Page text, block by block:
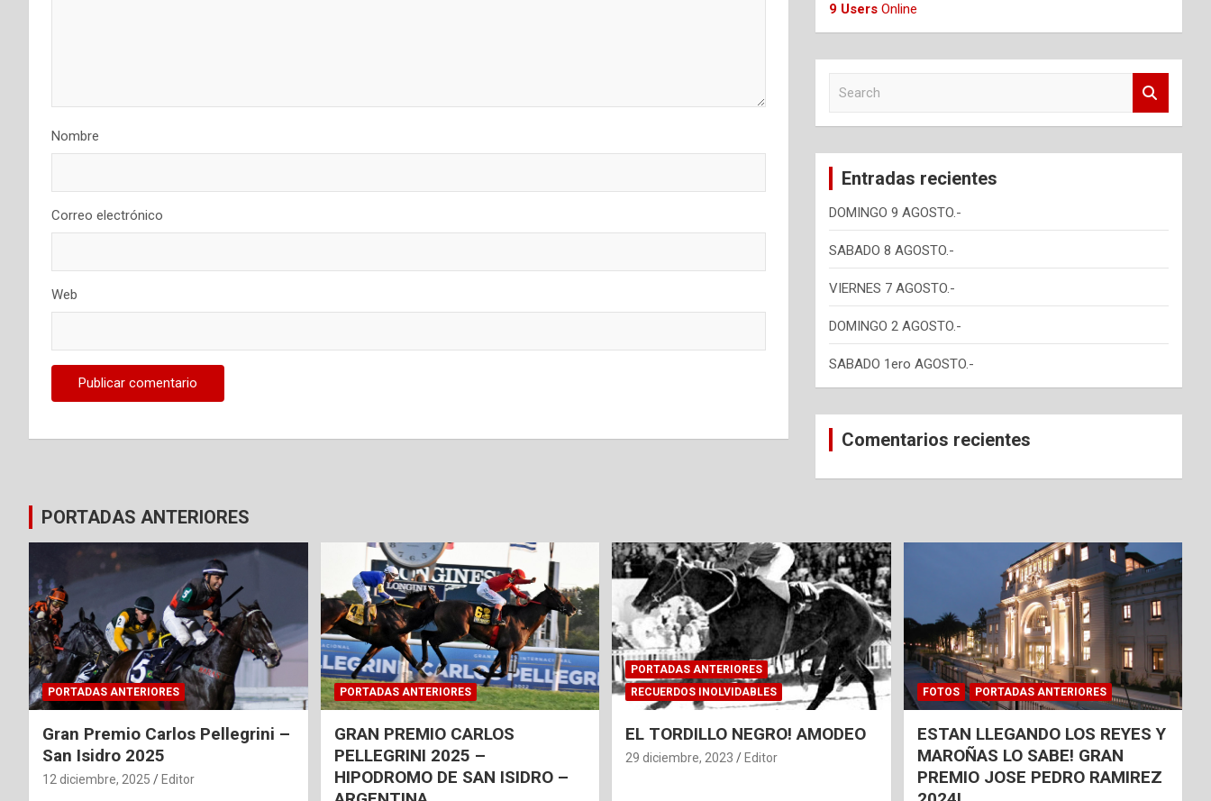
Nombre
Correo electrónico
Web
9 Users Online
c
Entradas recientes
DOMINGO 9 AGOSTO.-
SABADO 8 AGOSTO.-
VIERNES 7 AGOSTO.-
DOMINGO 2 AGOSTO.-
SABADO 1ero AGOSTO.-
Comentarios recientes
PORTADAS ANTERIORES
PORTADAS ANTERIORES
Gran Premio Carlos Pellegrini –
San Isidro 2025
12 diciembre, 2025 Editor
PORTADAS ANTERIORES
GRAN PREMIO CARLOS
PELLEGRINI 2025 –
HIPODROMO DE SAN ISIDRO –
PORTADAS ANTERIORES
RECUERDOS INOLVIDABLES
EL TORDILLO NEGRO! AMODEO
29 diciembre, 2023 Editor
FOTOS PORTADAS ANTERIORES
ESTAN LLEGANDO LOS REYES Y
MAROÑAS LO SABE! GRAN
PREMIO JOSE PEDRO RAMIREZ